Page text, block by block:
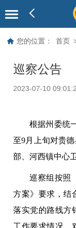
您的位置： 首页
巡察公告
2023-07-10
根据州委统
至9月上旬对贵
部、河西镇中心
巡察组按照
方案》要求，结
落实党的路线方